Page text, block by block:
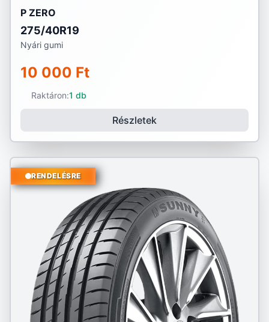
P ZERO
275/40R19
Nyári gumi
10 000 Ft
Raktáron:1 db
Részletek
RENDELÉSRE